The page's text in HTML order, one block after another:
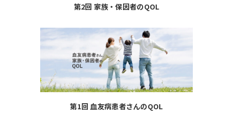
第2回 家族・保因者のQOL
第1回 血友病患者さんのQOL